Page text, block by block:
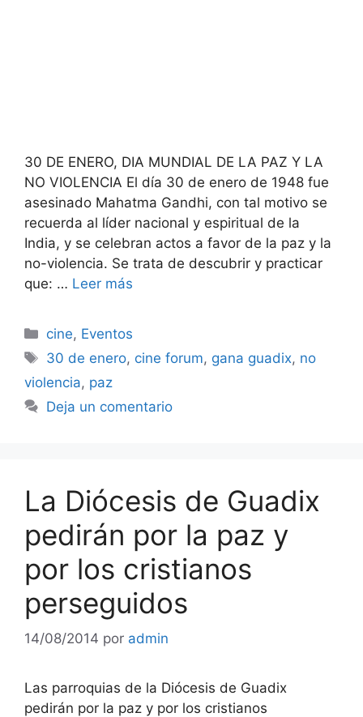
30 DE ENERO, DIA MUNDIAL DE LA PAZ Y LA
NO VIOLENCIA El día 30 de enero de 1948 fue
asesinado Mahatma Gandhi, con tal motivo se
recuerda al líder nacional y espiritual de la
India, y se celebran actos a favor de la paz y la
no-violencia. Se trata de descubrir y practicar
que: … Leer más
Categorías
cine, Eventos
Etiquetas
30 de enero, cine forum, gana guadix, no
violencia, paz
Deja un comentario
La Diócesis de Guadix
pedirán por la paz y
por los cristianos
perseguidos
14/08/2014 por admin
Las parroquias de la Diócesis de Guadix
pedirán por la paz y por los cristianos